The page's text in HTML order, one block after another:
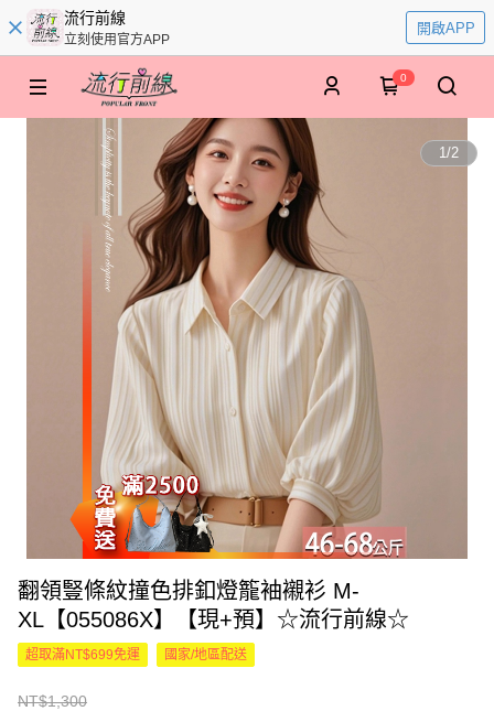
流行前線
立刻使用官方APP
開啟APP
0
1/2
翻領豎條紋撞色排釦燈籠袖襯衫 M-
XL【055086X】【現+預】☆流行前線☆
超取滿NT$699免運 國家/地區配送
NT$1,300